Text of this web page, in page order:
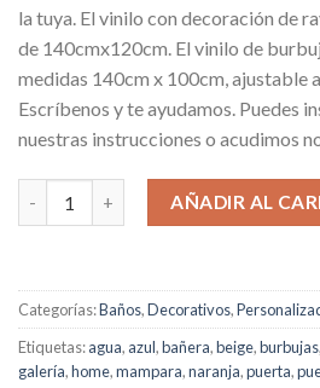
la tuya. El vinilo con decoración de
de 140cmx120cm. El vinilo de
medidas 140cm x 100cm, ajustable
Escríbenos y te ayudamos. Puedes
nuestras instrucciones o acudimos
AÑADIR AL
Categorías:Baños,Decorativos,
Etiquetas:agua, azul,bañera,beige,burbujas,
galería,home,mampara,naranja,puerta,